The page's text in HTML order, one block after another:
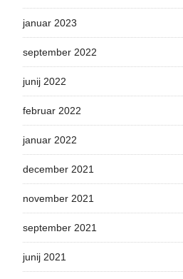
januar 2023
september 2022
junij 2022
februar 2022
januar 2022
december 2021
november 2021
september 2021
junij 2021